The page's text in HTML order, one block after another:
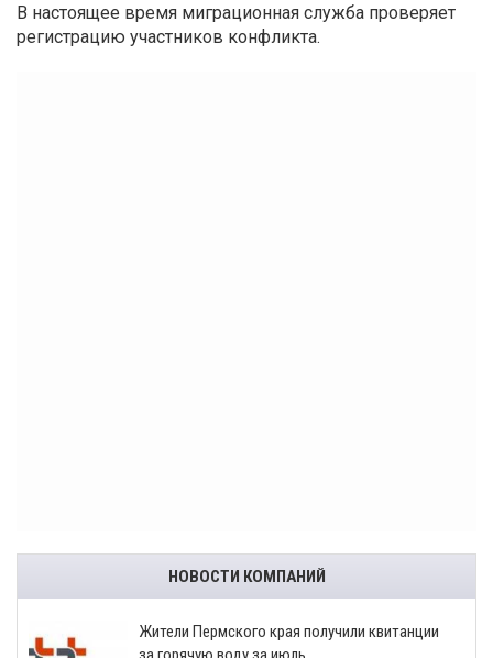
В настоящее время миграционная служба проверяет
регистрацию участников конфликта.
НОВОСТИ КОМПАНИЙ
​Жители Пермского края получили квитанции